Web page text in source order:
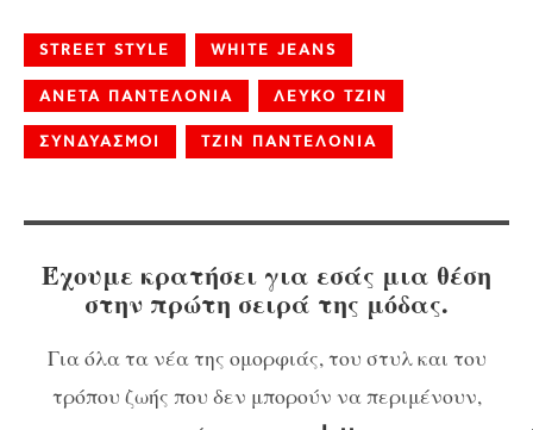
STREET STYLE WHITE JEANS
ΑΝΕΤΑ ΠΑΝΤΕΛΟΝΙΑ ΛΕΥΚΟ ΤΖΙΝ
ΣΥΝΔΥΑΣΜΟΙ ΤΖΙΝ ΠΑΝΤΕΛΟΝΙΑ
Έχουμε κρατήσει για εσάς μια θέση
στην πρώτη σειρά της μόδας.
Για όλα τα νέα της ομορφιάς, του στυλ και του
τρόπου ζωής που δεν μπορούν να περιμένουν,